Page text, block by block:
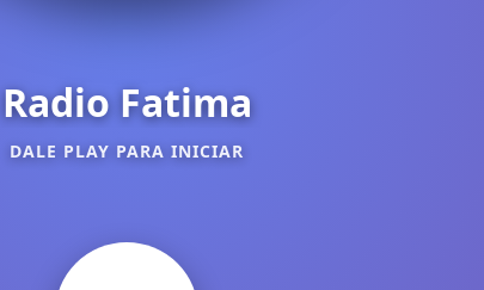
Radio Fatima
DALE PLAY PARA INICIAR